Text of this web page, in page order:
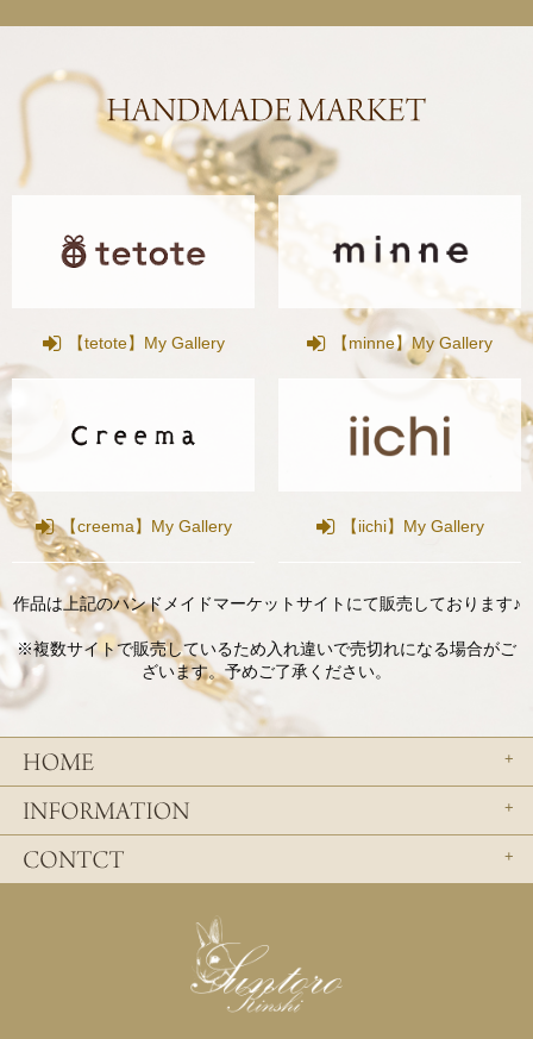
【tetote】My Gallery 【minne】My Gallery
【creema】My Gallery 【iichi】My Gallery
作品は上記のハンドメイドマーケットサイトにて販売しております♪
※複数サイトで販売しているため入れ違いで売切れになる場合がご
ざいます。予めご了承ください。